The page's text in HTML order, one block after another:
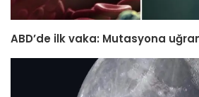
ABD’de ilk vaka: Mutasyona